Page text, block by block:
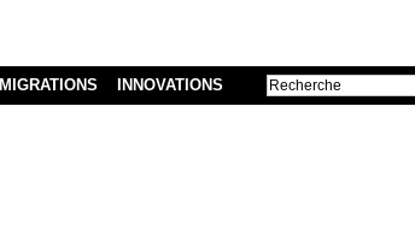
MIGRATIONS INNOVATIONS